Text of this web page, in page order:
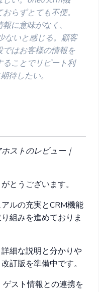
らずとても不便。
に意味がなく、
ないと感じる。顧客
はお客様の情報を
ことでリピート利
待したい。
ストのレビュー｜
とうございます。
ルの充実とCRM機能
組みを進めておりま
細な説明と分かりや
訂版を準備中です。
スト情報との連携を